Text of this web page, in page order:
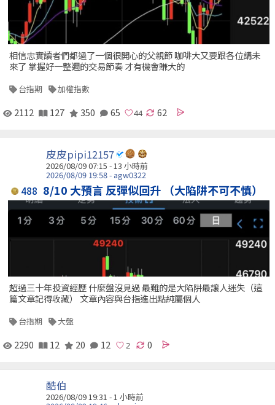
相信忠實讀者們都過了一個很開心的父親節 咖啡大又要跟各位講未
來了 掌握好一整週的交易節奏 才有機會賺大的
台指期 加權指數
2112 127 350 65 62
皮皮pipi12157
2026/08/09 07:15 - 13 小時前
2026/08/09 19:58 - agw0322
488 8/10 大預言 反彈似回升 （大陷阱不可不慎）
超過三十年投資經歷 什麼盤沒見過 最難的是大陷阱最讓人迷失（這
篇文章記得收藏） 文章內容與台指進出點純屬個人
台指期 大盤
2290 12 20 12 0
酷伯
2026/08/09 19:31 -1 小時前